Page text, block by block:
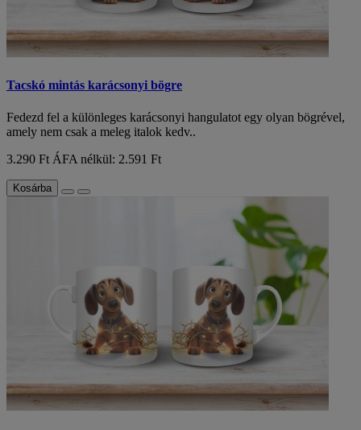
Tacskó mintás karácsonyi bögre
Fedezd fel a különleges karácsonyi hangulatot egy olyan bögrével,
amely nem csak a meleg italok kedv..
3.290 Ft ÁFA nélkül: 2.591 Ft
Kosárba